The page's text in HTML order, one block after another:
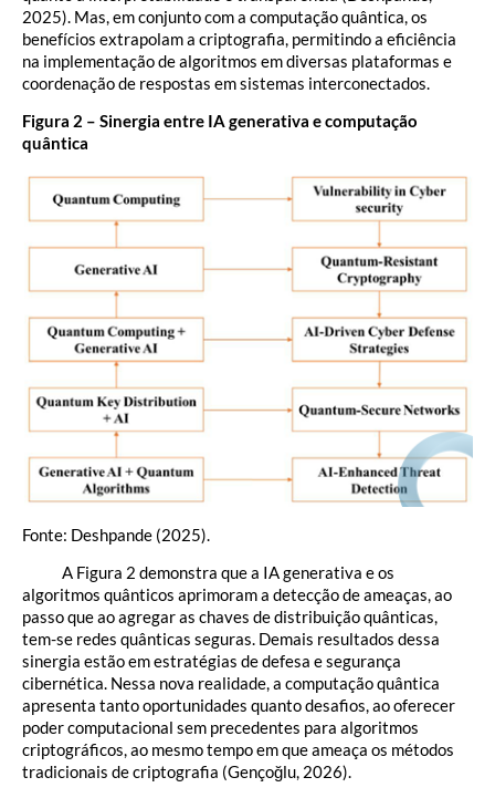
2025). Mas, em conjunto com a computação quântica, os
benefícios extrapolam a criptografia, permitindo a eficiência
na implementação de algoritmos em diversas plataformas e
coordenação de respostas em sistemas interconectados.
Figura 2 – Sinergia entre IA generativa e computação
quântica
Fonte: Deshpande (2025).
A Figura 2 demonstra que a IA generativa e os
algoritmos quânticos aprimoram a detecção de ameaças, ao
passo que ao agregar as chaves de distribuição quânticas,
tem-se redes quânticas seguras. Demais resultados dessa
sinergia estão em estratégias de defesa e segurança
cibernética. Nessa nova realidade, a computação quântica
apresenta tanto oportunidades quanto desafios, ao oferecer
poder computacional sem precedentes para algoritmos
criptográficos, ao mesmo tempo em que ameaça os métodos
tradicionais de criptografia (Gençoğlu, 2026).